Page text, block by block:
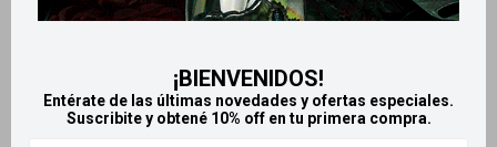
¡BIENVENIDOS!
Entérate de las últimas novedades y ofertas especiales.
Suscribite y obtené 10% off en tu primera compra.
MAÑANA MAÑANA